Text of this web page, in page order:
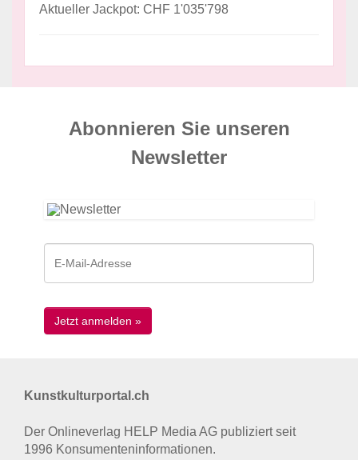
Aktueller Jackpot: CHF 1'035'798
Abonnieren Sie unseren
News­letter
Kunstkulturportal.ch
Der Onlineverlag HELP Media AG publiziert seit
1996 Konsumenten­informationen.